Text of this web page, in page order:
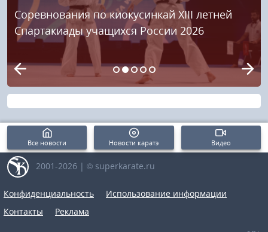
Соревнования по киокусинкай XIII летней
Спартакиады учащихся России 2026
Все новости Новости каратэ Видео
2001-2026 | © superkarate.ru
Конфиденциальность
Использование информации
Контакты
Реклама